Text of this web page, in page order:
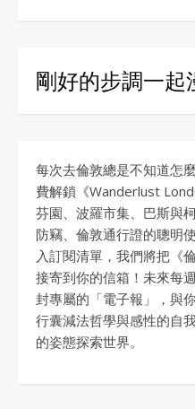
剛好的步調一起
每次去倫敦總是不知道怎
費解鎖《Wanderlust
芬園、波羅市集、巴斯與
防竊、倫敦通行證的聰明
入訂閱清單，我們將把《
接寄到你的信箱！未來每
封專屬的「電子報」，與
行囊減法哲學與感性的自
的姿態探索世界。